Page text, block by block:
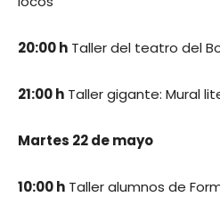
20:00 h Taller del teatro del
21:00 h Taller gigante: Mural
Martes 22 de mayo
10:00 h Taller alumnos de